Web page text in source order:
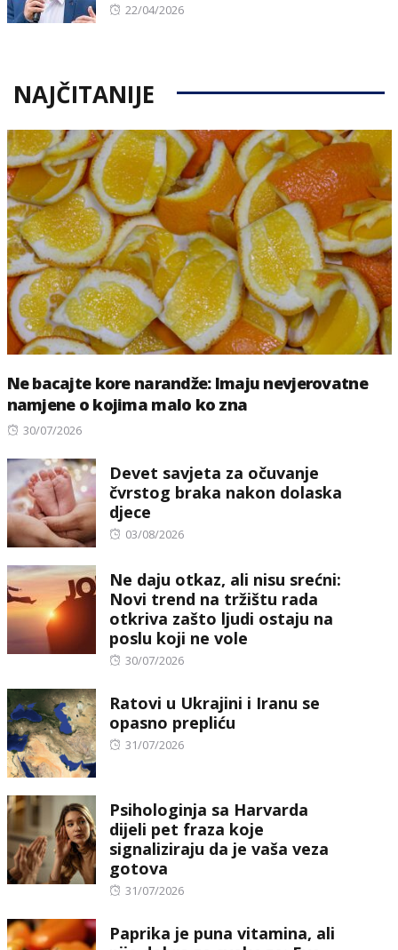
Posted
22/04/2026
NAJČITANIJE
Ne bacajte kore narandže: Imaju nevjerovatne
namjene o kojima malo ko zna
Posted
30/07/2026
Devet savjeta za očuvanje
čvrstog braka nakon dolaska
djece
Posted
03/08/2026
Ne daju otkaz, ali nisu srećni:
Novi trend na tržištu rada
otkriva zašto ljudi ostaju na
poslu koji ne vole
Posted
30/07/2026
Ratovi u Ukrajini i Iranu se
opasno prepliću
Posted
31/07/2026
Psihologinja sa Harvarda
dijeli pet fraza koje
signaliziraju da je vaša veza
gotova
Posted
31/07/2026
Paprika je puna vitamina, ali